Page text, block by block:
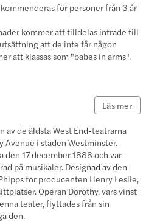
för personer från 3 år
kommer att tilldelas inträde till
att de inte får någon
att klassas som "babes in arms".
Läs mer
av de äldsta West End-teatrarna
Avenue i staden Westminster.
den 17 december 1888 och var
på musikaler. Designad av den
för producenten Henry Leslie,
Operan Dorothy, vars vinst
teater, flyttades från sin
den.